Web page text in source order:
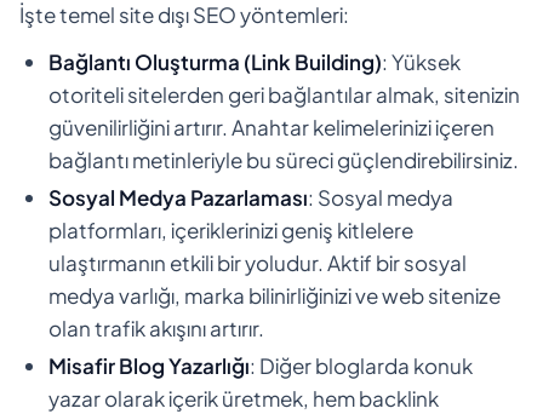
İşte temel site dışı SEO yöntemleri:
Bağlantı Oluşturma (Link Building): Yüksek
otoriteli sitelerden geri bağlantılar almak, sitenizin
güvenilirliğini artırır. Anahtar kelimelerinizi içeren
bağlantı metinleriyle bu süreci güçlendirebilirsiniz.
Sosyal Medya Pazarlaması: Sosyal medya
platformları, içeriklerinizi geniş kitlelere
ulaştırmanın etkili bir yoludur. Aktif bir sosyal
medya varlığı, marka bilinirliğinizi ve web sitenize
olan trafik akışını artırır.
Misafir Blog Yazarlığı: Diğer bloglarda konuk
yazar olarak içerik üretmek, hem backlink